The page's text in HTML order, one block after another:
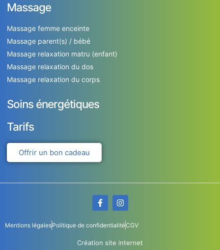
Massage
Massage femme enceinte
Massage parent(s) / bébé
Massage relaxation matru (enfant)
Massage relaxation du dos
Massage relaxation du corps
Soins énergétiques
Tarifs
Offrir un bon cadeau
Création site internet
Mentions légalesPolitique de confidentialitéCGV